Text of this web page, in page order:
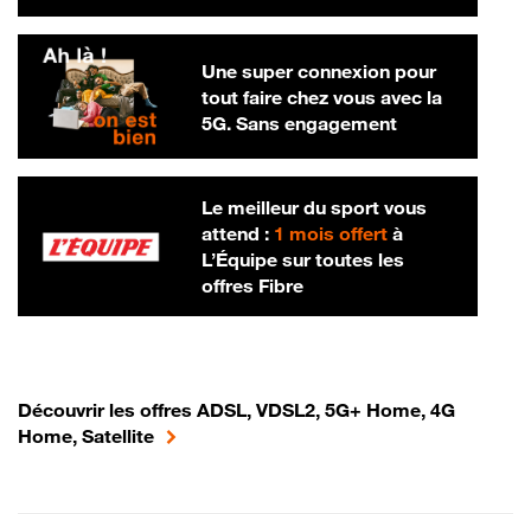
Une super connexion pour
tout faire chez vous avec la
5G. Sans engagement
Le meilleur du sport vous
attend : 1 mois offertà
L’Équipe sur toutes les
offres Fibre
Découvrir les offres ADSL, VDSL2, 5G+ Home, 4G
Home, Satellite